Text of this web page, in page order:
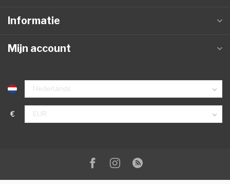
Informatie
Mijn account
€